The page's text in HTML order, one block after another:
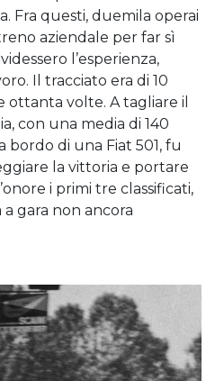
Fra questi, duemila operai
aziendale per far sì
l’esperienza,
Il tracciato era di 10
volte. A tagliare il
con una media di 140
bordo di una Fiat 501, fu
la vittoria e portare
i primi tre classificati,
gara non ancora